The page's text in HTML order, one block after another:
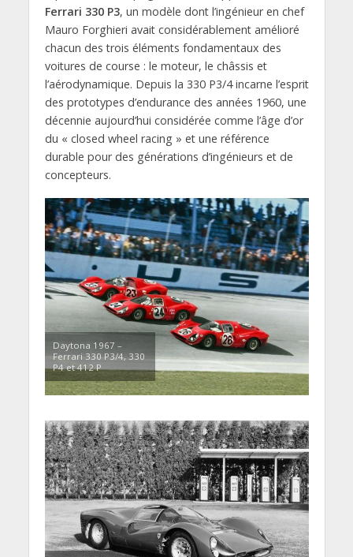
Ferrari 330 P3, un modèle dont l’ingénieur en chef
Mauro Forghieri avait considérablement amélioré
chacun des trois éléments fondamentaux des
voitures de course : le moteur, le châssis et
l’aérodynamique. Depuis la 330 P3/4 incarne l’esprit
des prototypes d’endurance des années 1960, une
décennie aujourd’hui considérée comme l’âge d’or
du « closed wheel racing » et une référence
durable pour des générations d’ingénieurs et de
concepteurs.
Daytona 1967 –
Ferrari 330 P3/4, 330
P4 et 412 P